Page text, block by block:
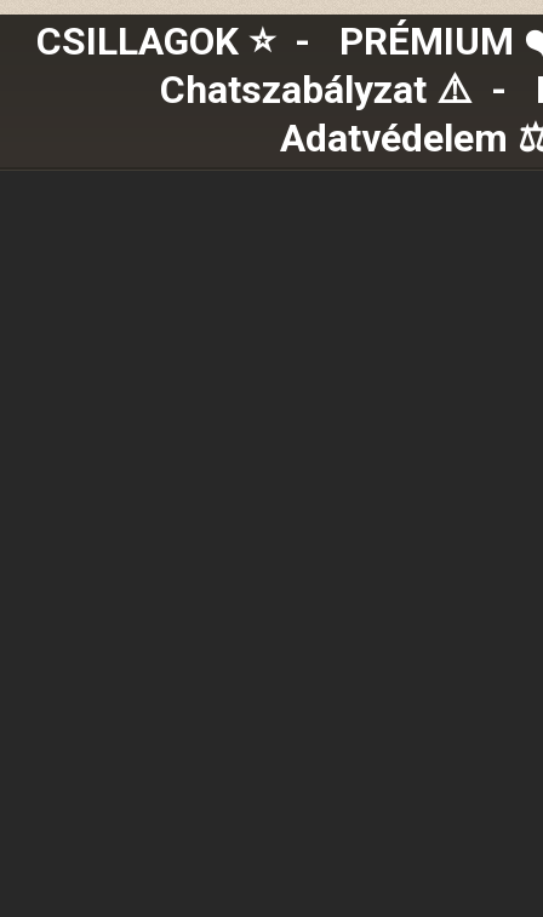
CSILLAGOK ⭐- PRÉMIUM
Chatszabályzat ⚠️-
Adatvédelem